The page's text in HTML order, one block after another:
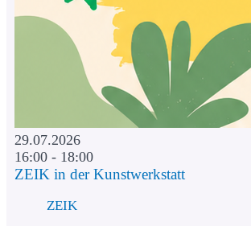
29.07.2026
16:00 - 18:00
ZEIK in der Kunstwerkstatt
ZEIK